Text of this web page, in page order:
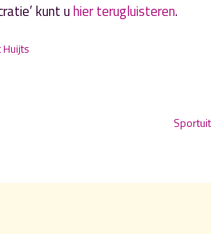
kunt uhier terugluisteren.
Huijts